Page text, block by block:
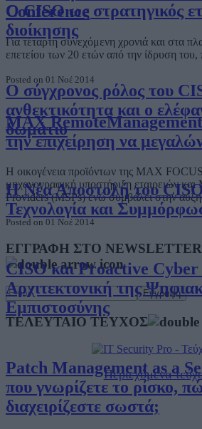
Ο CISO ως στρατηγικός
διοίκησης
Ο σύγχρονος ρόλος του
ανθεκτικότητα και ο
δωμάτιο
Η Νέα Αποστολή του
Τεχνολογία και
CISO και Proactive
Αρχιτεκτονική της
Εμπιστοσύνης
Patch Management as a
που γνωρίζετε το ρίσκο,
διαχειρίζεστε σωστά;
Conference
Για τέταρτη συνεχόμενη χρονιά και στα
επετείου των 20 ετών από την ίδρυση
Posted on 01 Νοέ 2014
MAX
την επιχείρηση να
H οικογένεια προϊόντων της MAX
μηχανογραφική υποστήριξη εταιρειών
Providers (MSPs) ενώ συμβάλει στην
Posted on 01 Νοέ 2014
ΕΓΓΡΑΦΗ ΣΤΟ NEWSLETTER
ΤΕΛΕΥΤΑΙΟ ΤΕΥΧΟΣ
Περιεχόμενα